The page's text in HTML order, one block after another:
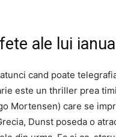
ale lui
cand poate
este un thriller prea
Mortensen) care se
Dunst poseda o